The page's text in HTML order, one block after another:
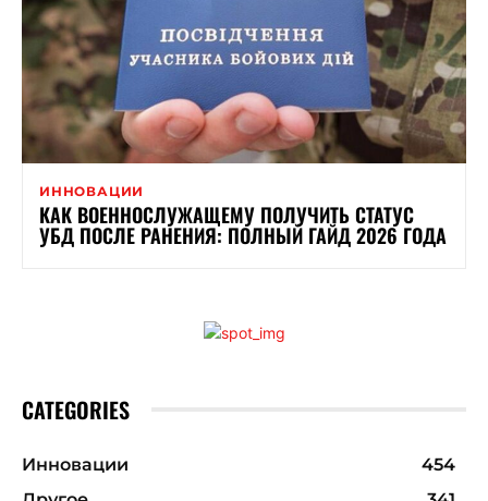
ИННОВАЦИИ
КАК ВОЕННОСЛУЖАЩЕМУ ПОЛУЧИТЬ СТАТУС
УБД ПОСЛЕ РАНЕНИЯ: ПОЛНЫЙ ГАЙД 2026 ГОДА
CATEGORIES
Инновации
454